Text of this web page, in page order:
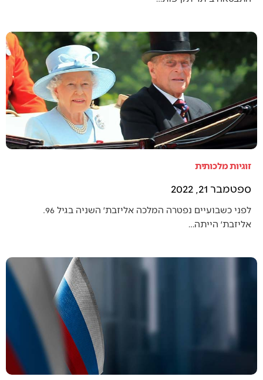
זוגיות מלכותית
ספטמבר 21, 2022
אליזבת׳ הייתה…